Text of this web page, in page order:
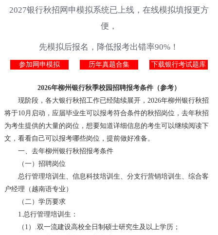
2027银行秋招网申模拟系统已上线，在线模拟填报更方
便，
先模拟后报名，降低报考出错率90%！
参加网申模拟 历年真题合集 下载银行考试题库
2026年柳州银行秋季校园招聘报考条件（参考）
现阶段，各大银行秋招工作已经陆续展开，2026年柳州银行秋招
将于10月启动，应届毕业生可以报考符合条件的秋招岗位，去年秋招
为考生提供的大量的岗位，想要知道详细信息的考生可以继续阅读下
文，看看自己可以报考哪些岗位，提前做好准备。
一、去年柳州银行秋招报考条件
（一）招聘岗位
总行管理培训生、信息科技培训生、分支行营销培训生、综合客
户经理（越南语专业）
（二）学历要求
1.总行管理培训生：
（1）.双一流建设高校全日制硕士研究生及以上学历；